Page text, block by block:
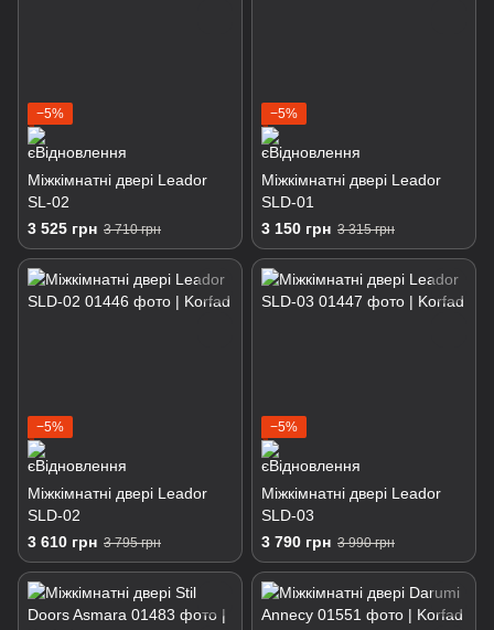
−5%
Міжкімнатні двері Leador
SL-02
3 525 грн 3 710 грн
−5%
Міжкімнатні двері Leador
SLD-01
3 150 грн 3 315 грн
−5%
Міжкімнатні двері Leador
SLD-02
3 610 грн 3 795 грн
−5%
Міжкімнатні двері Leador
SLD-03
3 790 грн 3 990 грн